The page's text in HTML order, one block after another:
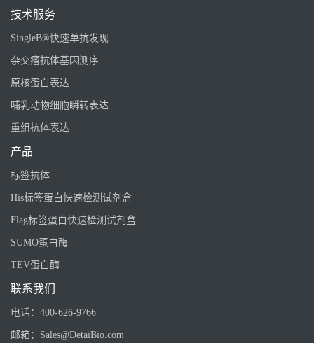
技术服务
SingleB®快速单抗发现
杂交瘤抗体基因测序
原核蛋白表达
哺乳动物细胞瞬转表达
重组抗体表达
产品
标签抗体
His标签蛋白快速检测试剂盒
Flag标签蛋白快速检测试剂盒
SUMO蛋白酶
TEV蛋白酶
联系我们
电话： 400-626-9766
邮箱： Sales@DetaiBio.com